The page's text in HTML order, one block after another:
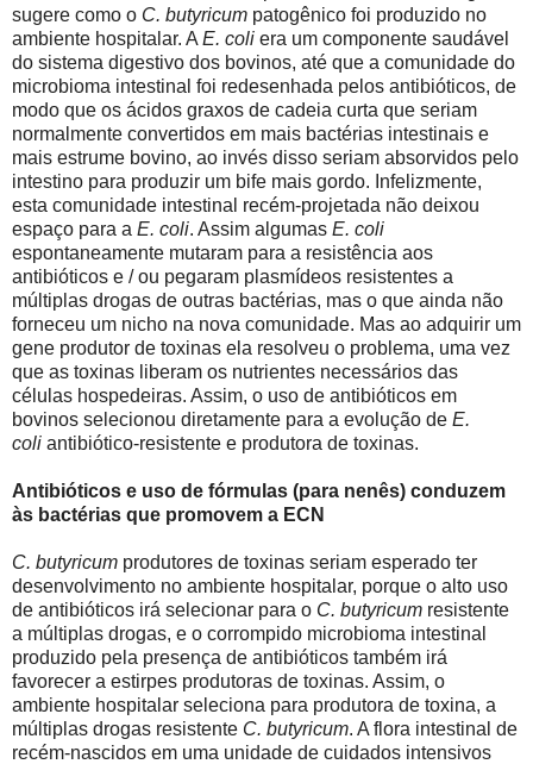
sugere como o C. butyricum patogênico foi produzido no
ambiente hospitalar. A E. coli era um componente saudável
do sistema digestivo dos bovinos, até que a comunidade do
microbioma intestinal foi redesenhada pelos antibióticos, de
modo que os ácidos graxos de cadeia curta que seriam
normalmente convertidos em mais bactérias intestinais e
mais estrume bovino, ao invés disso seriam absorvidos pelo
intestino para produzir um bife mais gordo. Infelizmente,
esta comunidade intestinal recém-projetada não deixou
espaço para a E. coli. Assim algumas E. coli
espontaneamente mutaram para a resistência aos
antibióticos e / ou pegaram plasmídeos resistentes a
múltiplas drogas de outras bactérias, mas o que ainda não
forneceu um nicho na nova comunidade. Mas ao adquirir um
gene produtor de toxinas ela resolveu o problema, uma vez
que as toxinas liberam os nutrientes necessários das
células hospedeiras. Assim, o uso de antibióticos em
bovinos selecionou diretamente para a evolução de E.
coli antibiótico-resistente e produtora de toxinas.
Antibióticos e uso de fórmulas (para nenês) conduzem
às bactérias que promovem a ECN
C. butyricum produtores de toxinas seriam esperado ter
desenvolvimento no ambiente hospitalar, porque o alto uso
de antibióticos irá selecionar para o C. butyricum resistente
a múltiplas drogas, e o corrompido microbioma intestinal
produzido pela presença de antibióticos também irá
favorecer a estirpes produtoras de toxinas. Assim, o
ambiente hospitalar seleciona para produtora de toxina, a
múltiplas drogas resistente C. butyricum. A flora intestinal de
recém-nascidos em uma unidade de cuidados intensivos